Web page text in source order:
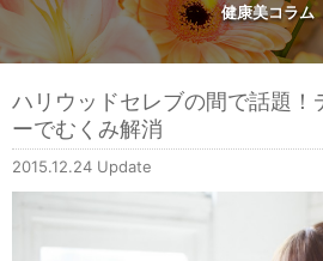
健康美コラム
ハリウッドセレブの間で話題！
ーでむくみ解消
2015.12.24 Update